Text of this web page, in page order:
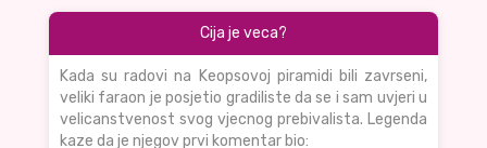
Cija je veca?
Kada su radovi na Keopsovoj piramidi bili zavrseni,
veliki faraon je posjetio gradiliste da se i sam uvjeri u
velicanstvenost svog vjecnog prebivalista. Legenda
kaze da je njegov prvi komentar bio: